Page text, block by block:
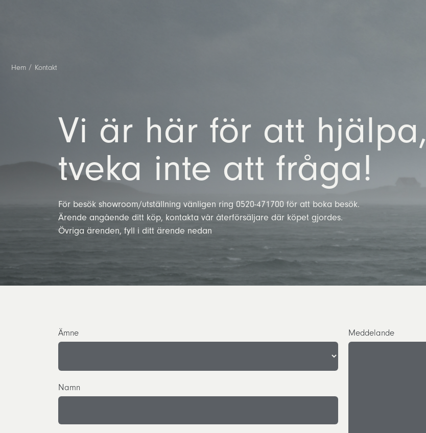
Extend
Classic
Classic Plus
Persienner
Plisségardiner
Hem / Kontakt
Vi är här för att hjälpa,
tveka inte att fråga!
För besök showroom/utställning vänligen ring 0520-471700 för att boka besök.
Ärende angående ditt köp, kontakta vår återförsäljare där köpet gjordes.
Övriga ärenden, fyll i ditt ärende nedan
Ämne
Namn
Meddelande